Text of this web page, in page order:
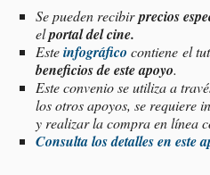
Se pueden recibirprecios
elportal del cine.
Esteinfográfico contiene el
beneficios de este apoyo.
Este convenio se utiliza a
los otros apoyos, se requiere
y realizar la compra en línea
Consulta los detalles en este